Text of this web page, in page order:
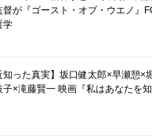
督が『ゴースト・オブ・ウエノ』
学
知った真実】坂口健太郎×早瀬憩×
子×滝藤賢一 映画『私はあなたを